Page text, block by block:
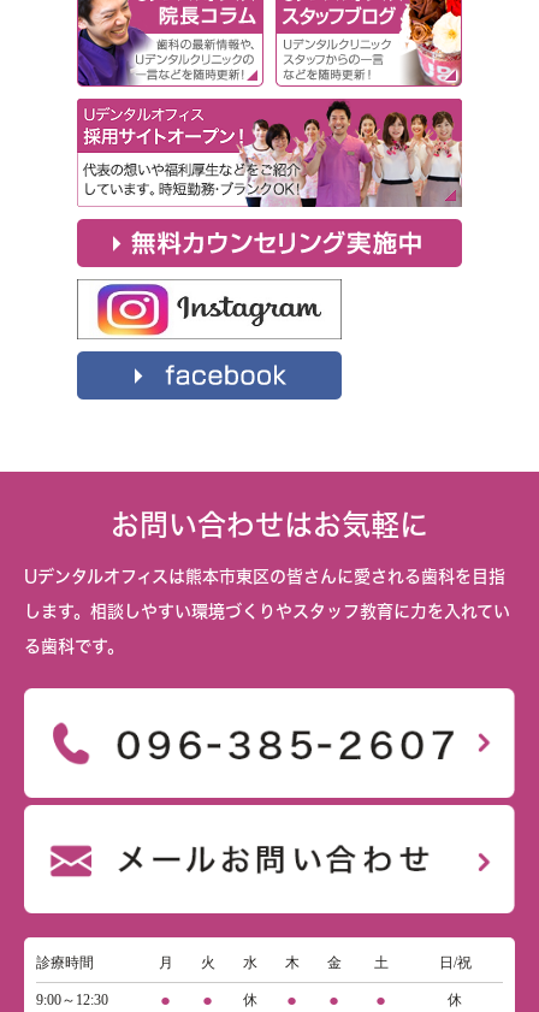
お問い合わせはお気軽に
Uデンタルオフィスは熊本市東区の皆さんに愛される歯科を目指
します。相談しやすい環境づくりやスタッフ教育に力を入れてい
る歯科です。
診療時間 月 火 水 木 金 土 日/祝
9:00～12:30 ● ● 休 ● ● ●
休